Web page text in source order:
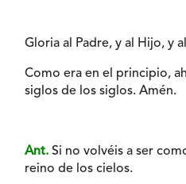
Gloria al Padre, y al Hijo, y
Como era en el principio,
siglos de los siglos. Amén.
Ant. Si no volvéis a ser
reino de los cielos.